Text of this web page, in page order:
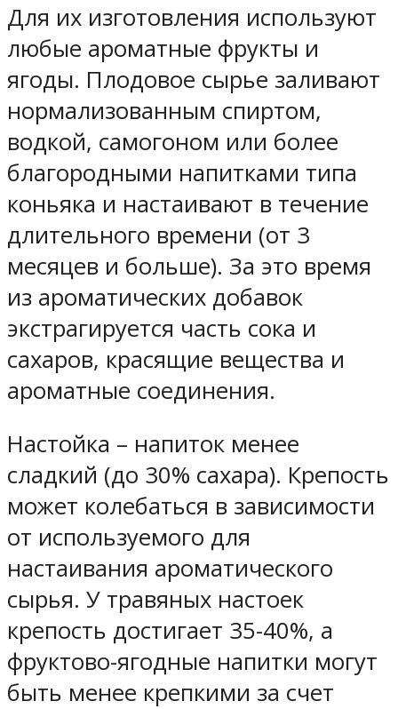
Для их изготовления используют
любые ароматные фрукты и
ягоды. Плодовое сырье заливают
нормализованным спиртом,
водкой, самогоном или более
благородными напитками типа
коньяка и настаивают в течение
длительного времени (от 3
месяцев и больше). За это время
из ароматических добавок
экстрагируется часть сока и
сахаров, красящие вещества и
ароматные соединения.
Настойка – напиток менее
сладкий (до 30% сахара). Крепость
может колебаться в зависимости
от используемого для
настаивания ароматического
сырья. У травяных настоек
крепость достигает 35-40%, а
фруктово-ягодные напитки могут
быть менее крепкими за счет